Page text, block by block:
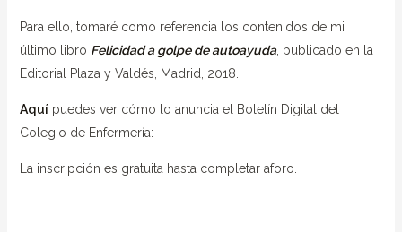
Para ello, tomaré como referencia los contenidos de mi
último libro Felicidad a golpe de autoayuda, publicado en la
Editorial Plaza y Valdés, Madrid, 2018.
Aquí puedes ver cómo lo anuncia el Boletín Digital del
Colegio de Enfermería:
La inscripción es gratuita hasta completar aforo.